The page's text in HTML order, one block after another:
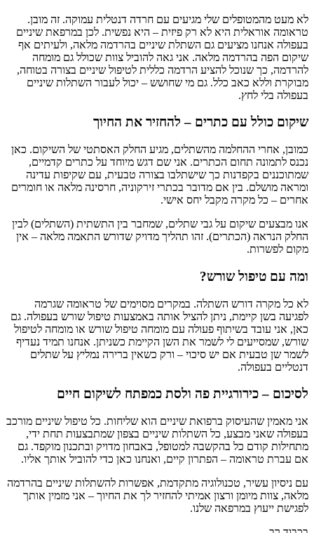
לא מעט מהמטופלים שלי מגיעים עם חרדה דנטלית עמוקה. זה מובן.
טראומה אוראלית היא לא רק פיזית – היא נפשית. לכן במרפאת שיניים
בעפולה אנחנו מציעים גם השתלת שיניים בהרדמה מלאה, ולעיתים אף
שיקום הפה בהרדמה מלאה. אני גאה להוביל צוות שכולל גם מומחה
להרדמה, כך שנוכל להציע הרדמה כללית לטיפול שיניים בצורה בטוחה,
מבוקרת וללא כאב כלל. גם מי שחושש – יכול לעבור השתלות שיניים
בעפולה בלי לחץ.
שיקום כולל עם כתרים – להחזיר את החיוך
כמובן, אחרי ההחלמה מהשתלים, מגיע החלק האסתטי של השיקום. כאן
נכנס לתמונה תחום הכתרים. אני שם דגש מיוחד על כתרים קדמיים,
שמתוכננים בקפדנות כך שישתלבו בצורה טבעית, עם שקיפות עדינה
ומראה מושלם. בין אם מדובר בכתרי זירקוניה, חרסינה מלאה או חומרים
אחרים – כל מקרה מקבל יחס אישי.
אנו מבצעים שיקום על גבי שתלים, שמחבר בין התשתית (השתלים) לבין
החלק הנראה (הכתרים). זהו תהליך מדויק שדורש התאמה מלאה – אין
מקום לפשרות.
ומה עם טיפול שורש?
לא כל מקרה דורש השתלה. במקרים מסוימים של טראומה שגרמה
לפגיעה בשן קיימת, ניתן להציל אותה באמצעות טיפול שורש בעפולה. גם
כאן, אני עובד בשיתוף פעולה עם מומחה טיפול שורש או מומחה לטיפול
שורש, שמסייעים לי לשמר את השן הקיימת כשניתן. אנחנו תמיד נעדיף
לשמר שן טבעית אם יש סיכוי – ורק כשאין ברירה נמליץ על שתלים
דנטליים בעפולה.
לסיכום – כירורגיית פה ולסת כמפתח לשיקום חיים
אני מאמין שהעיסוק ברפואת שיניים הוא שליחות. כל טיפול שיניים מורכב
בעפולה שאני מבצע, כל השתלות שיניים בצפון שמתבצעות תחת ידי,
מתחילות קודם כל בהקשבה למטופל, באבחון מדויק ובתכנון מוקפד. גם
אם עברת טראומה – הפתרון קיים, ואנחנו כאן כדי להוביל אותך אליו.
עם ניסיון עשיר, טכנולוגיה מתקדמת, אפשרות להשתלות שיניים בהרדמה
מלאה, צוות מיומן ורצון אמיתי להחזיר לך את החיוך – אני מזמין אותך
לפגישת ייעוץ במרפאה שלנו.